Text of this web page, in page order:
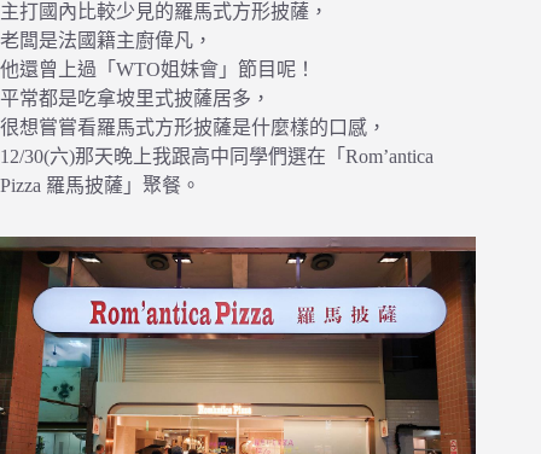
主打國內比較少見的羅馬式方形披薩，
老闆是法國籍主廚偉凡，
他還曾上過「WTO姐妹會」節目呢！
平常都是吃拿坡里式披薩居多，
很想嘗嘗看羅馬式方形披薩是什麼樣的口感，
12/30(六)那天晚上我跟高中同學們選在「Rom’antica
Pizza 羅馬披薩」聚餐。